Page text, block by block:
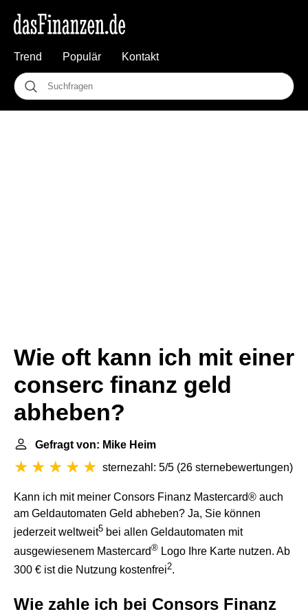
Trend Populär Kontakt
Wie oft kann ich mit einer
conserc finanz geld
abheben?
Gefragt von: Mike Heim
sternezahl: 5/5 (26 sternebewertungen)
Kann ich mit meiner Consors Finanz Mastercard® auch
am Geldautomaten Geld abheben? Ja, Sie können
jederzeit weltweit5 bei allen Geldautomaten mit
ausgewiesenem Mastercard® Logo Ihre Karte nutzen. Ab
300 € ist die Nutzung kostenfrei2.
Wie zahle ich bei Consors Finanz